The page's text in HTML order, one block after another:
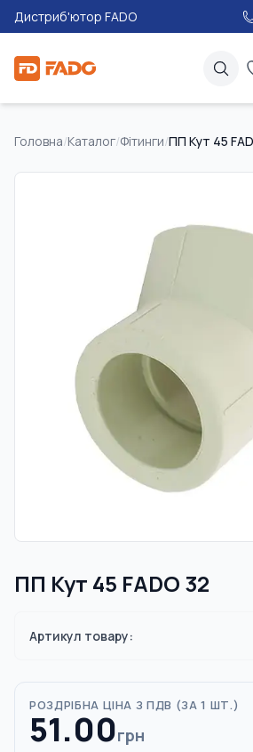
Дистриб'ютор FADO
Головна/Каталог/Фітинги/ПП Кут 45
ПП Кут 45 FADO 32
Артикул товару:
РОЗДРІБНА ЦІНА З ПДВ (ЗА 1 ШТ.)
51.00грн